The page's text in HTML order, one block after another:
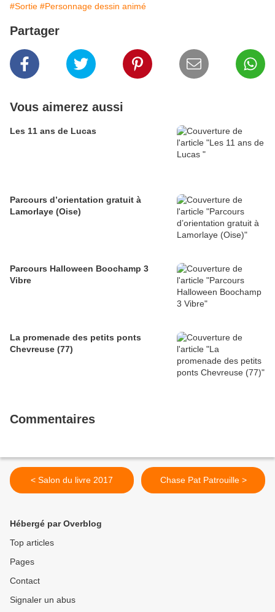
#Sortie #Personnage dessin animé
Partager
Vous aimerez aussi
Les 11 ans de Lucas
Parcours d’orientation gratuit à
Lamorlaye (Oise)
Parcours Halloween Boochamp 3
Vibre
La promenade des petits ponts
Chevreuse (77)
Commentaires
< Salon du livre 2017 Chase Pat Patrouille >
Hébergé par Overblog
Top articles
Pages
Contact
Signaler un abus